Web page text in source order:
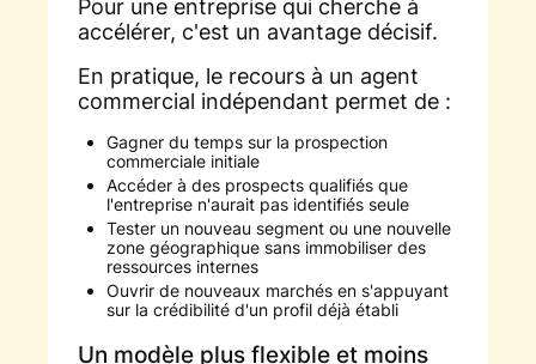
Pour une entreprise qui cherche à
accélérer, c'est un avantage décisif.
En pratique, le recours à un agent
commercial indépendant permet de :
Gagner du temps sur la prospection
commerciale initiale
Accéder à des prospects qualifiés que
l'entreprise n'aurait pas identifiés seule
Tester un nouveau segment ou une nouvelle
zone géographique sans immobiliser des
ressources internes
Ouvrir de nouveaux marchés en s'appuyant
sur la crédibilité d'un profil déjà établi
Un modèle plus flexible et moins